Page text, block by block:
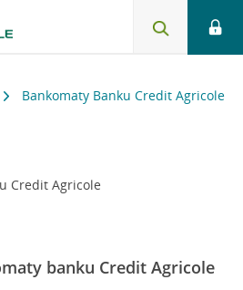
Bankomaty Banku Credit Agricole
Credit Agricole
banku Credit Agricole